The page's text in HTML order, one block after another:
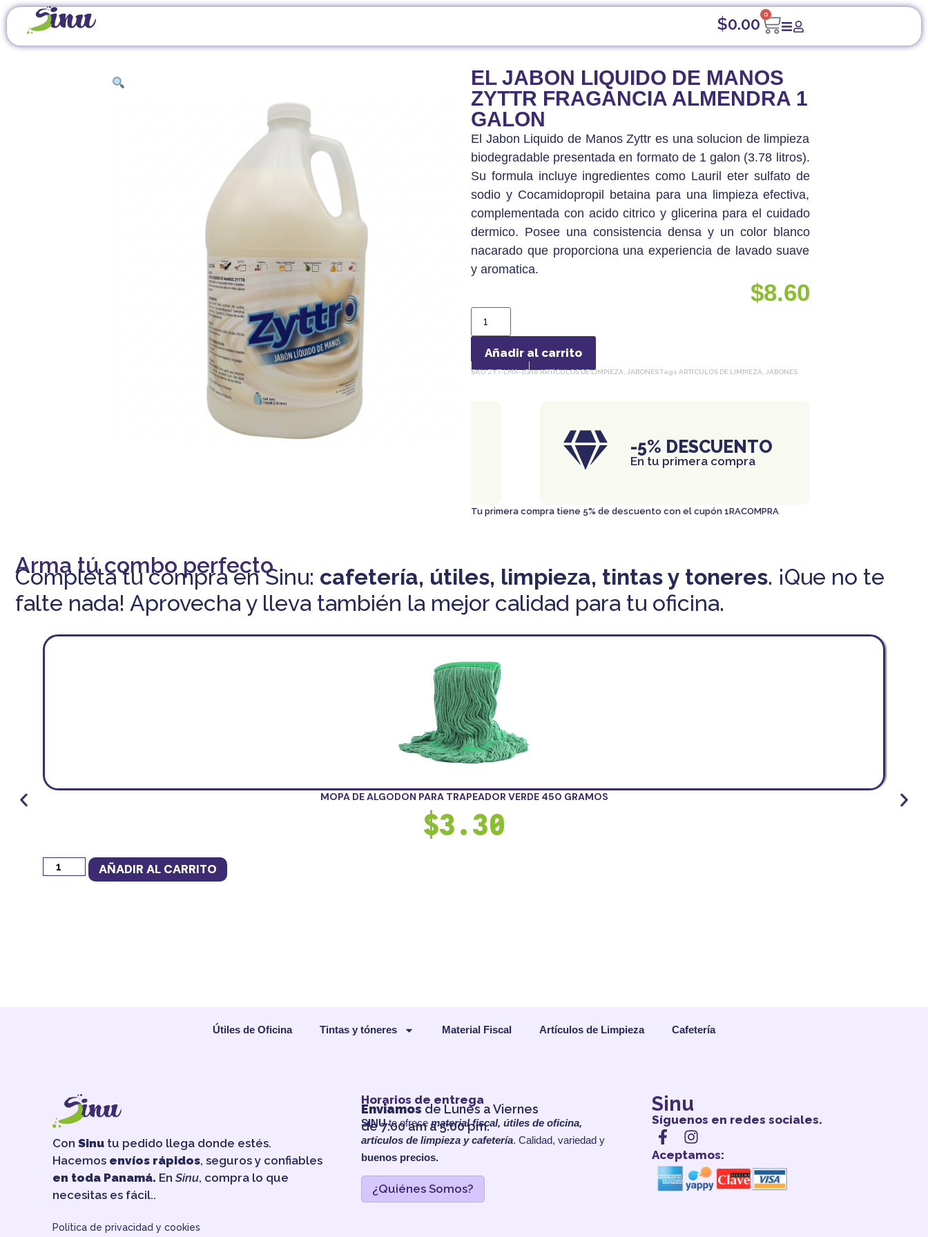
$0.00 0
EL JABON LIQUIDO DE MANOS
ZYTTR FRAGANCIA ALMENDRA 1
GALON
El Jabon Liquido de Manos Zyttr es una solucion de limpieza
biodegradable presentada en formato de 1 galon (3.78 litros).
Su formula incluye ingredientes como Lauril eter sulfato de
sodio y Cocamidopropil betaina para una limpieza efectiva,
complementada con acido citrico y glicerina para el cuidado
dermico. Posee una consistencia densa y un color blanco
nacarado que proporciona una experiencia de lavado suave
y aromatica.
$8.60
Añadir al carrito
SKUZYT-LMA-1GnoARTÍCULOS DE LIMPIEZA JABONESTags ARTÍCULOS DE LIMPIEZA JABONES
ENTREGA
-5% DESCUENTO
En tu primera compra
Tu primera compra tiene 5% de descuento con el cupón 1RACOMPRA
Arma tú combo perfecto
Completa tu compra en Sinu: cafetería, útiles, limpieza, tintas y toneres. ¡Que no te
falte nada! Aprovecha y lleva también la mejor calidad para tu oficina.
MOPA DE ALGODON PARA TRAPEADOR VERDE 450 GRAMOS
$3.30
AÑADIR AL CARRITO
Útiles de Oficina Tintas y tóneres Material Fiscal Artículos de Limpieza Cafetería
ConSinu tu pedido llega donde estés.
Hacemos envíos rápidos, seguros y confiables
en toda Panamá. EnSinu, compra lo que
necesitas es fácil..
Política de privacidad y cookies
Horarios de entrega
Enviamos de Lunes a Viernes
de 7:00 am a 5:00 pm.
SINUte ofrecematerial fiscal, útiles de oficina,
artículos de limpieza y cafetería. Calidad, variedad y
buenos precios.
¿Quiénes Somos?
Sinu
Síguenos en redes sociales.
Aceptamos: